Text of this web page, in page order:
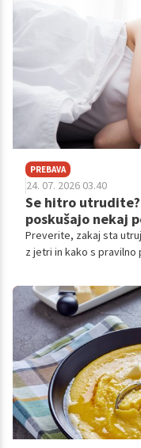
PREBAVA
24. 07. 2026 03.40
Se hitro
poskušajo nekaj
Preverite, zakaj sta
z jetri in kako s